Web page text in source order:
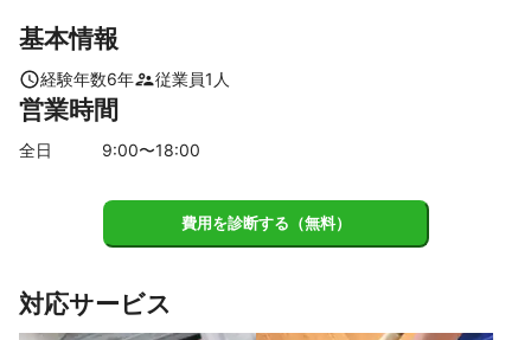
基本情報
経験年数6年 従業員1 人
営業時間
全日 9:00〜18:00
費用を診断する（無料）
対応サービス